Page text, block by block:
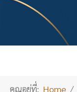
คุณอยู่ที่: Home